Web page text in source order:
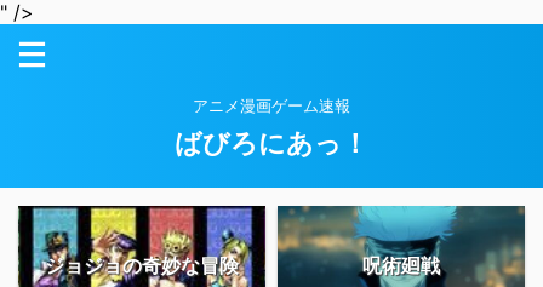
" />
アニメ漫画ゲーム速報
ばびろにあっ！
ジョジョの奇妙な冒険 呪術廻戦